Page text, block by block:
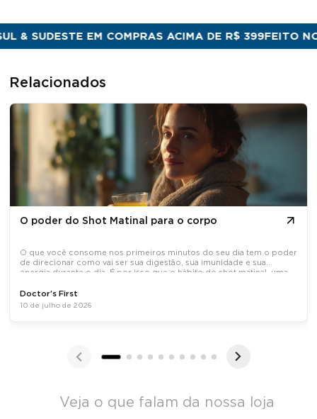
EM COMPRAS ACIMA DE R$ 399FEITO NO
Relacionados
O poder do Shot Matinal para o corpo
O que você consome nos primeiros minutos do seu dia tem o poder
de direcionar como vai ser sua digestão, sua imunidade e sua
energia durante o dia. É por isso que o hábito do shot matinal, uma
Doctor's First
10 de julho de 2026
Veja o que falam da nossa loja